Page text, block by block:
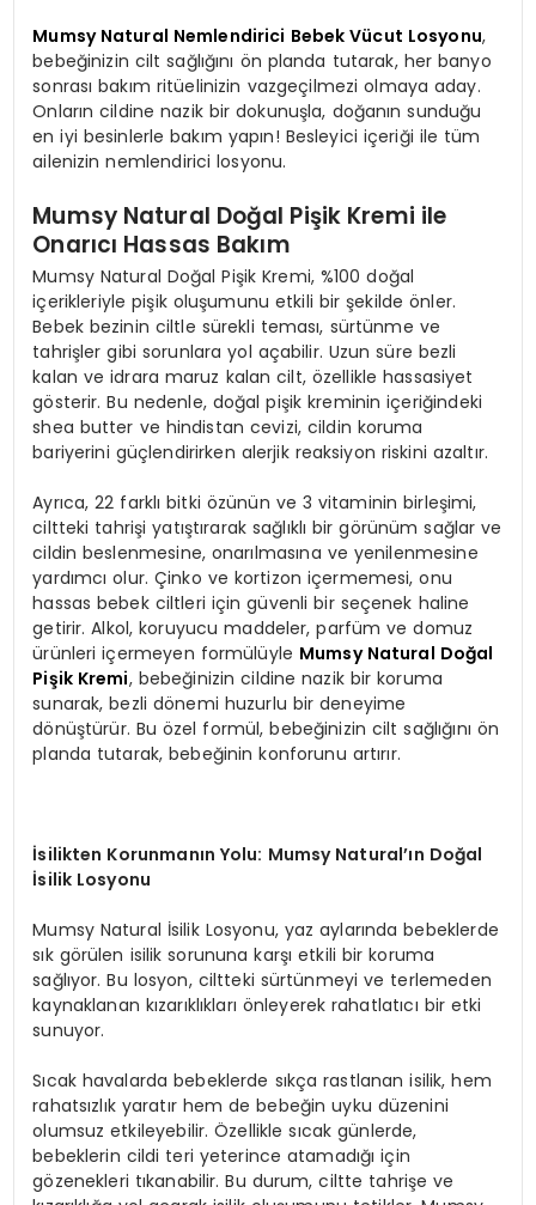
Mumsy Natural Nemlendirici Bebek Vücut Losyonu,
bebeğinizin cilt sağlığını ön planda tutarak, her banyo
sonrası bakım ritüelinizin vazgeçilmezi olmaya aday.
Onların cildine nazik bir dokunuşla, doğanın sunduğu
en iyi besinlerle bakım yapın! Besleyici içeriği ile tüm
ailenizin nemlendirici losyonu.
Mumsy Natural Doğal Pişik Kremi ile
Onarıcı Hassas Bakım
Mumsy Natural Doğal Pişik Kremi, %100 doğal
içerikleriyle pişik oluşumunu etkili bir şekilde önler.
Bebek bezinin ciltle sürekli teması, sürtünme ve
tahrişler gibi sorunlara yol açabilir. Uzun süre bezli
kalan ve idrara maruz kalan cilt, özellikle hassasiyet
gösterir. Bu nedenle, doğal pişik kreminin içeriğindeki
shea butter ve hindistan cevizi, cildin koruma
bariyerini güçlendirirken alerjik reaksiyon riskini azaltır.
Ayrıca, 22 farklı bitki özünün ve 3 vitaminin birleşimi,
ciltteki tahrişi yatıştırarak sağlıklı bir görünüm sağlar ve
cildin beslenmesine, onarılmasına ve yenilenmesine
yardımcı olur. Çinko ve kortizon içermemesi, onu
hassas bebek ciltleri için güvenli bir seçenek haline
getirir. Alkol, koruyucu maddeler, parfüm ve domuz
ürünleri içermeyen formülüyle Mumsy Natural Doğal
Pişik Kremi, bebeğinizin cildine nazik bir koruma
sunarak, bezli dönemi huzurlu bir deneyime
dönüştürür. Bu özel formül, bebeğinizin cilt sağlığını ön
planda tutarak, bebeğinin konforunu artırır.
İsilikten Korunmanın Yolu: Mumsy Natural’ın Doğal
İsilik Losyonu
Mumsy Natural İsilik Losyonu, yaz aylarında bebeklerde
sık görülen isilik sorununa karşı etkili bir koruma
sağlıyor. Bu losyon, ciltteki sürtünmeyi ve terlemeden
kaynaklanan kızarıklıkları önleyerek rahatlatıcı bir etki
sunuyor.
Sıcak havalarda bebeklerde sıkça rastlanan isilik, hem
rahatsızlık yaratır hem de bebeğin uyku düzenini
olumsuz etkileyebilir. Özellikle sıcak günlerde,
bebeklerin cildi teri yeterince atamadığı için
gözenekleri tıkanabilir. Bu durum, ciltte tahrişe ve